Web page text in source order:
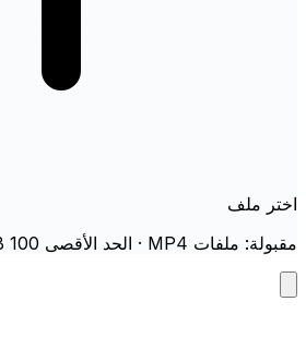
اختر ملف
مقبولة: ملفات MP4 · الحد الأقصى 100 MB لكل ملف